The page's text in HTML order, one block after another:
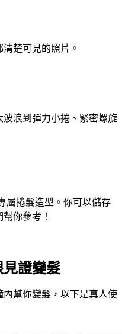
楚可見的照片。
浪到彈力小捲、緊密螺旋
屬捲髮造型。你可以儲存
你參考！
證變髮
幫你變髮，以下是真人使